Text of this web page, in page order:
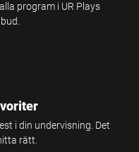
program i UR Plays
i din undervisning. Det
rätt.